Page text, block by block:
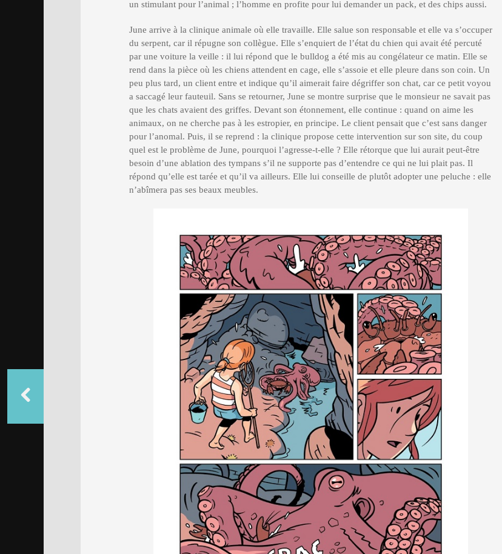
un stimulant pour l’animal ; l’homme en profite pour lui demander un pack, et des chips aussi.
June arrive à la clinique animale où elle travaille. Elle salue son responsable et elle va s’occuper
du serpent, car il répugne son collègue. Elle s’enquiert de l’état du chien qui avait été percuté
par une voiture la veille : il lui répond que le bulldog a été mis au congélateur ce matin. Elle se
rend dans la pièce où les chiens attendent en cage, elle s’assoie et elle pleure dans son coin. Un
peu plus tard, un client entre et indique qu’il aimerait faire dégriffer son chat, car ce petit voyou
a saccagé leur fauteuil. Sans se retourner, June se montre surprise que le monsieur ne savait pas
que les chats avaient des griffes. Devant son étonnement, elle continue : quand on aime les
animaux, on ne cherche pas à les estropier, en principe. Le client pensait que c’est sans danger
pour l’anomal. Puis, il se reprend : la clinique propose cette intervention sur son site, du coup
quel est le problème de June, pourquoi l’agresse-t-elle ? Elle rétorque que lui aurait peut-être
besoin d’une ablation des tympans s’il ne supporte pas d’entendre ce qui ne lui plait pas. Il
répond qu’elle est tarée et qu’il va ailleurs. Elle lui conseille de plutôt adopter une peluche : elle
n’abîmera pas ses beaux meubles.